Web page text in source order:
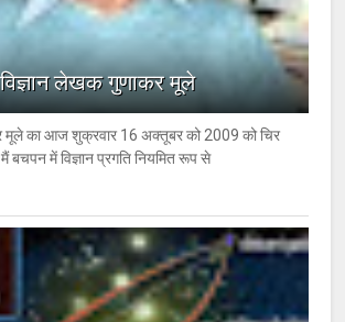
विज्ञान लेखक गुणाकर मूले
मूले का आज शुक्रवार 16 अक्तूबर को 2009 को चिर
बचपन में विज्ञान प्रगति नियमित रूप से